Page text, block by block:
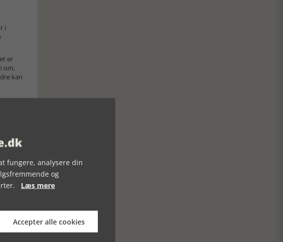
i
er
om,
kan
fungere, analysere din
og
Læs mere
Accepter alle cookies